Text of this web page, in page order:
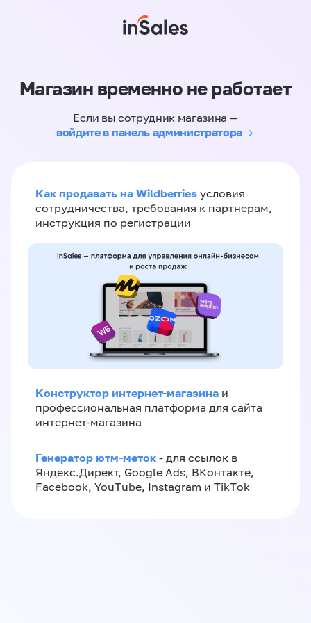
Магазин временно не работает
Если вы сотрудник магазина —
войдите в панель администратора
Как продавать на Wildberries условия
сотрудничества, требования к партнерам,
инструкция по регистрации
Конструктор интернет-магазина и
профессиональная платформа для сайта
интернет-магазина
Генератор ютм-меток - для ссылок в
Яндекс.Директ, Google Ads, ВКонтакте,
Facebook, YouTube, Instagram и TikTok